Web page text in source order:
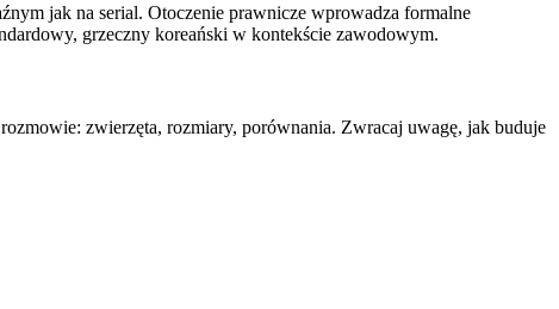
jak na serial. Otoczenie prawnicze wprowadza formalne
grzeczny koreański w kontekście zawodowym.
zwierzęta, rozmiary, porównania. Zwracaj uwagę, jak buduje